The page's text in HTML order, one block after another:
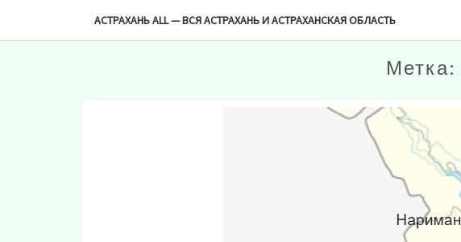
АСТРАХАНЬ ALL — ВСЯ АСТРАХАНЬ И АСТРАХАНСКАЯ ОБЛАСТЬ
Метка: